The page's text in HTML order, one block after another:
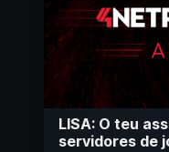
LISA: O teu
servidores de